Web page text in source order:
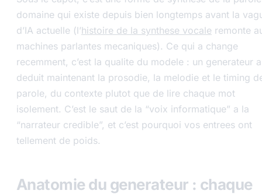
domaine qui existe depuis bien longtemps avant la
d’IA actuelle (l’histoire de la synthese vocale remonte
machines parlantes mecaniques). Ce qui a change
recemment, c’est la qualite du modele : un generateur
deduit maintenant la prosodie, la melodie et le timing
parole, du contexte plutot que de lire chaque mot
isolement. C’est le saut de la “voix informatique” a la
“narrateur credible”, et c’est pourquoi vos entrees ont
tellement de poids.
Anatomie du generateur : chaque